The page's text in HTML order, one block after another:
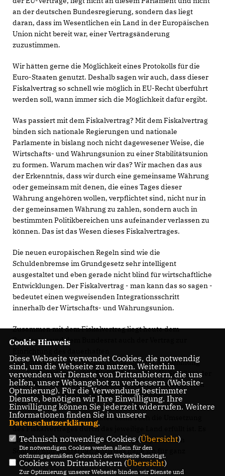
an der deutschen Bundesregierung, sondern das liegt
daran, dass im Wesentlichen ein Land in der Europäischen
Union nicht bereit war, einer Vertragsänderung
zuzustimmen.
Wir hätten gerne die Möglichkeit eines Protokolls für die
Euro-Staaten genutzt. Deshalb sagen wir auch, dass dieser
Fiskalvertrag so schnell wie möglich in EU-Recht überführt
werden soll, wann immer sich die Möglichkeit dafür ergibt.
Was passiert mit dem Fiskalvertrag? Mit dem Fiskalvertrag
binden sich nationale Regierungen und nationale
Parlamente in bislang noch nicht dagewesener Weise, die
Wirtschafts- und Währungsunion zu einer Stabilitätsunion
zu formen. Warum machen wir das? Wir machen das aus
der Erkenntnis, dass wir durch eine gemeinsame Währung
oder gemeinsam mit denen, die eines Tages dieser
Währung angehören wollen, verpflichtet sind, nicht nur in
der gemeinsamen Währung zu zahlen, sondern auch in
bestimmten Politikbereichen uns aufeinander verlassen zu
können. Das ist das Wesen dieses Fiskalvertrages.
Die neuen europäischen Regeln sind wie die
Schuldenbremse im Grundgesetz sehr intelligent
ausgestaltet und eben gerade nicht blind für wirtschaftliche
Entwicklungen. Der Fiskalvertrag - man kann das so sagen -
bedeutet einen wegweisenden Integrationsschritt
innerhalb der Wirtschafts- und Währungsunion.
Zusammen mit dem Fiskalvertrag liegt heute dem
Bundestag und dem Bundesrat auch der Vertrag zur
Krisenbewältigungsmechanismus ESM zur Abstimmung
vor. Er dient dazu, zukünftige Gefahren für die Stabilität der
Euro-Zone wirksam abzuwehren. Nach dem Inkrafttreten
beider werden Hilfen aus dem Europäischen
Stabilitätsmechanismus nur gewährt werden, wenn die
Ratifikation erfolgt und später dann auch die Umsetzung
des Fiskalvertrages durch das jeweilige Land erfüllt ist. Es
gibt hier also eine rechtliche Verknüpfung zwischen
Solidität und Solidarität. Auch das halte ich für ganz
wichtig.
Cookie Hinweis
Diese Webseite verwendet Cookies, die notwendig
sind, um die Webseite zu nutzen. Weiterhin
verwenden wir Dienste von Drittanbietern, die uns
helfen, unser Webangebot zu verbessern (Website-
Optmierung). Für die Verwendung bestimmter
Dienste, benötigen wir Ihre Einwilligung. Ihre
Einwilligung können Sie jederzeit widerrufen. Weitere
Informationen finden Sie in unserer
Datenschutzerklärung.
Technisch notwendige Cookies (Übersicht)
Die notwendigen Cookies werden allein für den
ordnungsgemäßen Gebrauch der Webseite benötigt.
Cookies von Drittanbietern (Übersicht)
Zur Optimierung unserer Webseite binden wir Dienste und